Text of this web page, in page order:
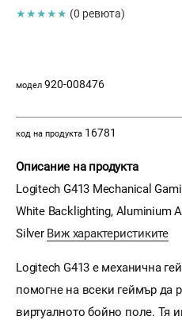
★★★★★ (0 ревюта)
модел 920-008476
код на продукта 16781
Описание на продукта
Logitech G413 Mechanical
White Backlighting, Aluminium
Silver Виж характеристиките
Logitech G413 е механична
помогне на всеки геймър да
виртуалното бойно поле. Тя